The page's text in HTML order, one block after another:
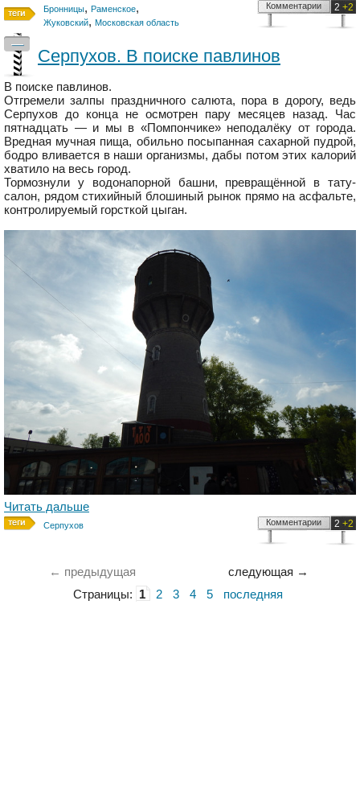
Бронницы, Раменское,
Жуковский, Московская область
2 +2
Комментарии
—
Серпухов. В поиске павлинов
В поиске павлинов.
Отгремели залпы праздничного салюта, пора в дорогу, ведь
Серпухов до конца не осмотрен пару месяцев назад. Час
пятнадцать — и мы в «Помпончике» неподалёку от города.
Вредная мучная пища, обильно посыпанная сахарной пудрой,
бодро вливается в наши организмы, дабы потом этих калорий
хватило на весь город.
Тормознули у водонапорной башни, превращённой в тату-
салон, рядом стихийный блошиный рынок прямо на асфальте,
контролируемый горсткой цыган.
Читать дальше
Серпухов 2 +2
Комментарии
← предыдущая
следующая →
Страницы: 1 2 3 4 5 последняя